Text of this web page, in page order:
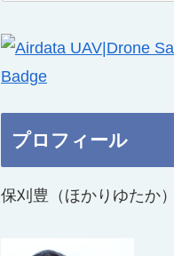
プロフィール
保刈豊（ほかりゆたか）